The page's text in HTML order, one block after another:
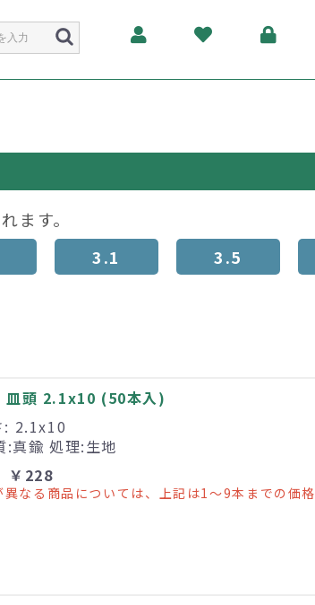
ます。
3.1 3.5
皿頭 2.1x10 (50本入)
: 2.1x10
真鍮 処理:生地
￥228
なる商品については、上記は1～9本までの価格